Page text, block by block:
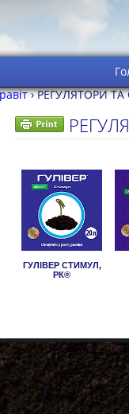
› РЕГУЛЯТОРИ
ГУЛІВЕР СТИМУЛ,
РК®